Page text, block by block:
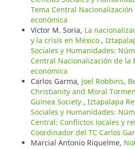
Tema Central
económica
Víctor M. Soria, La
y la crisis en México ,
Sociales y Humanidades:
Central Nacionalización de la
económica
Carlos Garma, Joel Robbins,
Christianity and Moral
Guinea Society , Iztapalapa
Sociales y Humanidades:
Central: Conflictos locales y
Coordinador del TC Carlos
Marcial Antonio Riquelme,